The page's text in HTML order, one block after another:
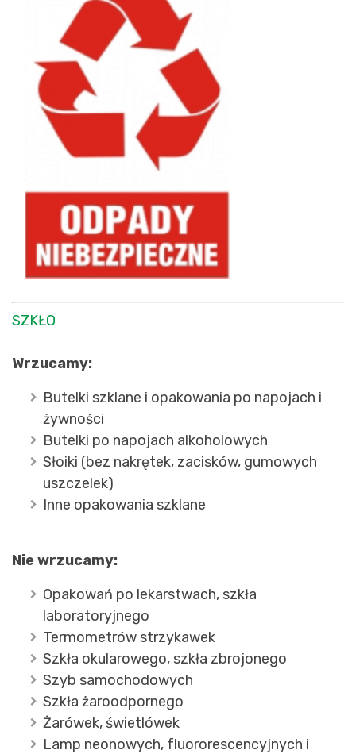
SZKŁO
Wrzucamy:
Butelki szklane i opakowania po napojach i
żywności
Butelki po napojach alkoholowych
Słoiki (bez nakrętek, zacisków, gumowych
uszczelek)
Inne opakowania szklane
Nie wrzucamy:
Opakowań po lekarstwach, szkła
laboratoryjnego
Termometrów strzykawek
Szkła okularowego, szkła zbrojonego
Szyb samochodowych
Szkła żaroodpornego
Żarówek, świetlówek
Lamp neonowych, fluororescencyjnych i